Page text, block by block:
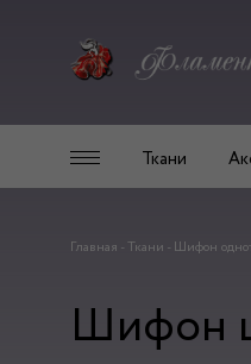
Ткани
Главная - Ткани - Шифон
Шифон